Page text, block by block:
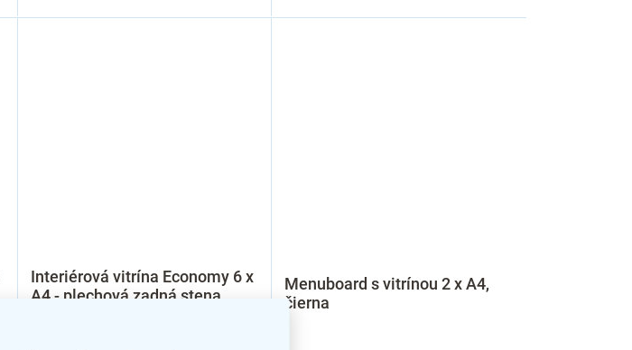
Interiérová vitrína Economy 6 x
A4 - plechová zadná stena,
Menuboard s vitrínou 2 x A4,
čierna